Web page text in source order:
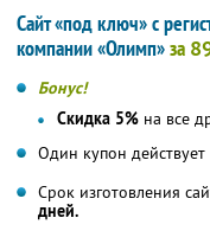
Сайт «под ключ» с
компании «Олимп»за
Бонус!
Скидка 5% на все
Один купон
Срок изготовления
дней.